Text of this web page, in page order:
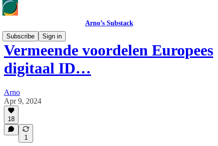
Arno’s Substack
Subscribe
Sign in
Vermeende voordelen Europees
digitaal ID…
Arno
Apr 9, 2024
18
1